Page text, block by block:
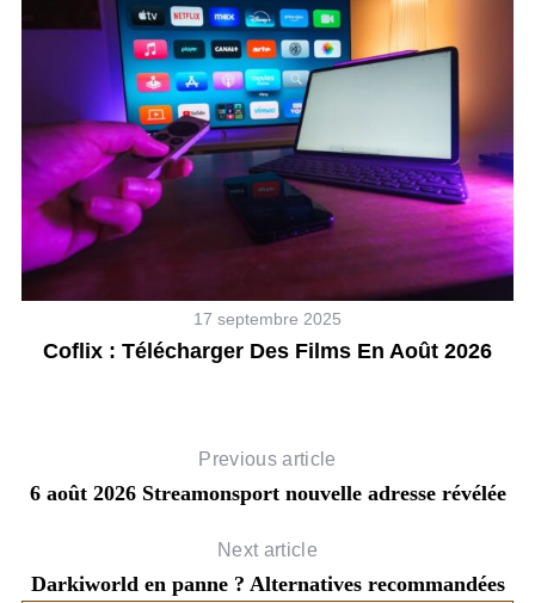
17 septembre 2025
Coflix : Télécharger Des Films En Août 2026
Previous article
6 août 2026 Streamonsport nouvelle adresse révélée
Next article
Darkiworld en panne ? Alternatives recommandées